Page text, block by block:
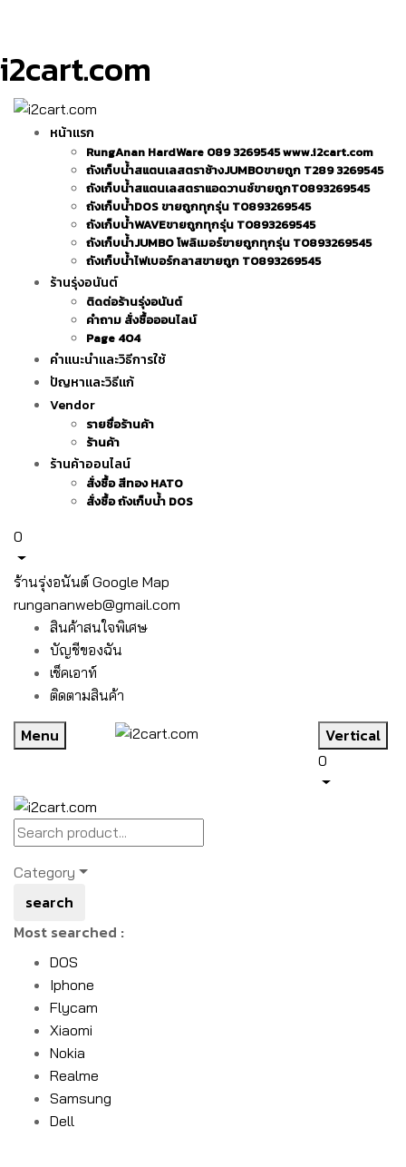
i2cart.com
หน้าแรก
RungAnan HardWare 089 3269545 www.i2cart.com
ถังเก็บน้ำสแตนเลสตราช้างJUMBOขายถูก T289 3269545
ถังเก็บน้ำสแตนเลสตราแอดวานซ์ขายถูกT0893269545
ถังเก็บน้ำDOS ขายถูกทุกรุ่น T0893269545
ถังเก็บน้ำWAVEขายถูกทุกรุ่น T0893269545
ถังเก็บน้ำJUMBO โพลิเมอร์ขายถูกทุกรุ่น T0893269545
ถังเก็บน้ำไฟเบอร์กลาสขายถูก T0893269545
ร้านรุ่งอนันต์
ติดต่อร้านรุ่งอนันต์
คำถาม สั่งซื้อออนไลน์
Page 404
คำแนะนำและวิธีการใช้
ปัญหาและวิธีแก้
Vendor
รายชื่อร้านค้า
ร้านค้า
ร้านค้าออนไลน์
สั่งซื้อ สีทอง HATO
สั่งซื้อ ถังเก็บน้ำ DOS
0
ร้านรุ่งอนันต์ Google Map
rungananweb@gmail.com
สินค้าสนใจพิเศษ
บัญชีของฉัน
เช็คเอาท์
ติดตามสินค้า
Menu Vertical
0
Category
search
Most searched :
DOS
Iphone
Flycam
Xiaomi
Nokia
Realme
Samsung
Dell